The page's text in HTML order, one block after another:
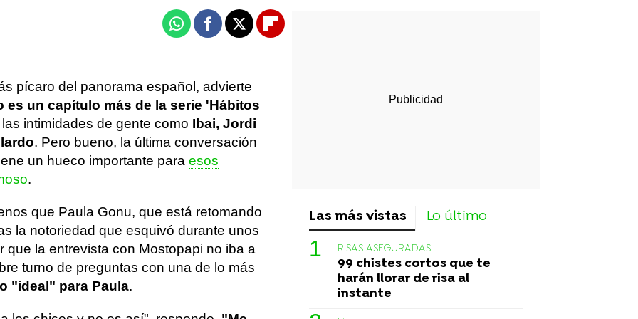
WhatsappFacebook
X Flipboard
pícaro del panorama español, advierte
es un capítulo más de la serie 'Hábitos
intimidades de gente como Ibai, Jordi
. Pero bueno, la última conversación
un hueco importante para esos
.
que Paula Gonu, que está retomando
la notoriedad que esquivó durante unos
que la entrevista con Mostopapi no iba a
turno de preguntas con una de lo más
"ideal" para Paula.
Las más vistas Lo último
RISAS ASEGURADAS
99 chistes cortos que te
harán llorar de risa al
instante